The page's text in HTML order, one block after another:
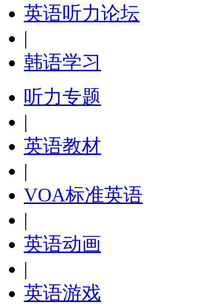
英语听力论坛
|
韩语学习
听力专题
|
英语教材
|
VOA标准英语
|
英语动画
|
英语游戏